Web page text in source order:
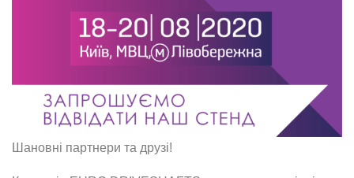
Шановні партнери та друзі!